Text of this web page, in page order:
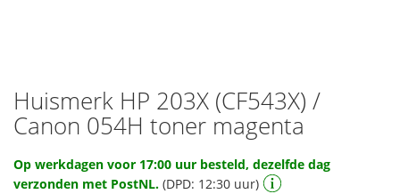
Ga
naar
het
van
de
Huismerk HP 203X (CF543X) /
Canon 054H toner magenta
Op werkdagen voor 17:00 uur besteld, dezelfde dag
verzonden met PostNL. (DPD: 12:30 uur)